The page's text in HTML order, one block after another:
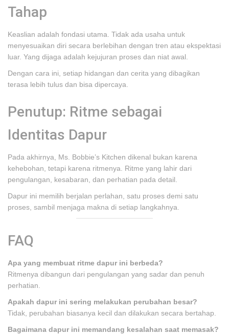
Tahap
Keaslian adalah fondasi utama. Tidak ada usaha untuk
menyesuaikan diri secara berlebihan dengan tren atau ekspektasi
luar. Yang dijaga adalah kejujuran proses dan niat awal.
Dengan cara ini, setiap hidangan dan cerita yang dibagikan
terasa lebih tulus dan bisa dipercaya.
Penutup: Ritme sebagai
Identitas Dapur
Pada akhirnya, Ms. Bobbie’s Kitchen dikenal bukan karena
kehebohan, tetapi karena ritmenya. Ritme yang lahir dari
pengulangan, kesabaran, dan perhatian pada detail.
Dapur ini memilih berjalan perlahan, satu proses demi satu
proses, sambil menjaga makna di setiap langkahnya.
FAQ
Apa yang membuat ritme dapur ini berbeda?
Ritmenya dibangun dari pengulangan yang sadar dan penuh
perhatian.
Apakah dapur ini sering melakukan perubahan besar?
Tidak, perubahan biasanya kecil dan dilakukan secara bertahap.
Bagaimana dapur ini memandang kesalahan saat memasak?